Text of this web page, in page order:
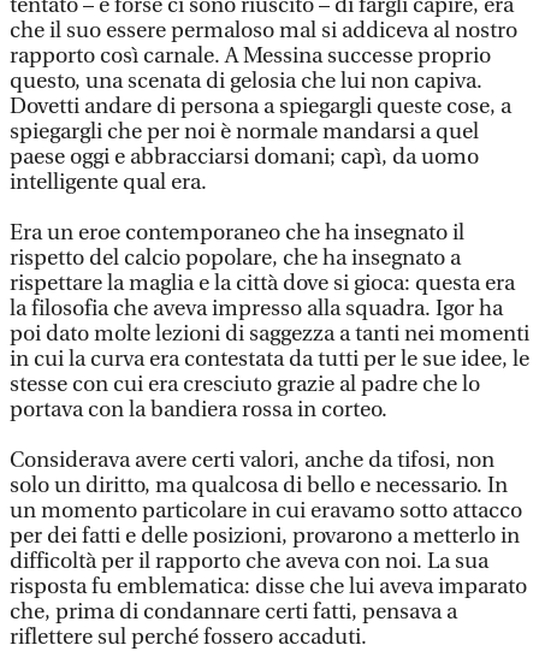
tentato – e forse ci sono riuscito – di fargli capire, era
che il suo essere permaloso mal si addiceva al nostro
rapporto così carnale. A Messina successe proprio
questo, una scenata di gelosia che lui non capiva.
Dovetti andare di persona a spiegargli queste cose, a
spiegargli che per noi è normale mandarsi a quel
paese oggi e abbracciarsi domani; capì, da uomo
intelligente qual era.
Era un eroe contemporaneo che ha insegnato il
rispetto del calcio popolare, che ha insegnato a
rispettare la maglia e la città dove si gioca: questa era
la filosofia che aveva impresso alla squadra. Igor ha
poi dato molte lezioni di saggezza a tanti nei momenti
in cui la curva era contestata da tutti per le sue idee, le
stesse con cui era cresciuto grazie al padre che lo
portava con la bandiera rossa in corteo.
Considerava avere certi valori, anche da tifosi, non
solo un diritto, ma qualcosa di bello e necessario. In
un momento particolare in cui eravamo sotto attacco
per dei fatti e delle posizioni, provarono a metterlo in
difficoltà per il rapporto che aveva con noi. La sua
risposta fu emblematica: disse che lui aveva imparato
che, prima di condannare certi fatti, pensava a
riflettere sul perché fossero accaduti.